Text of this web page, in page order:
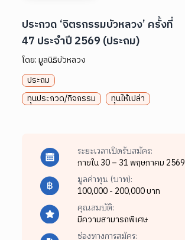
ประกวด ‘จิตรกรรมบัวหลวง’ ครั้งที่
47 ประจำปี 2569 (ประถม)
โดย:มูลนิธิบัวหลวง
ประถม
ทุนประกวด/กิจกรรม
ทุนให้เปล่า
ระยะเวลาเปิดรับสมัคร:
ภายใน 30 – 31 พฤษภาคม 2569
มูลค่าทุน (บาท):
100,000 - 200,000 บาท
คุณสมบัติ:
มีความสามารถพิเศษ
ช่องทางการสมัคร: